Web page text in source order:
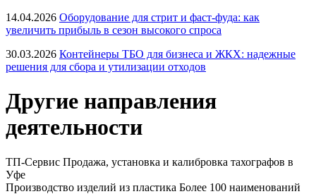
14.04.2026 Оборудование для стрит и фаст-фуда: как
увеличить прибыль в сезон высокого спроса
30.03.2026 Контейнеры ТБО для бизнеса и ЖКХ: надежные
решения для сбора и утилизации отходов
Другие направления
деятельности
ТП-Сервис Продажа, установка и калибровка тахографов в
Уфе
Производство изделий из пластика Более 100 наименований